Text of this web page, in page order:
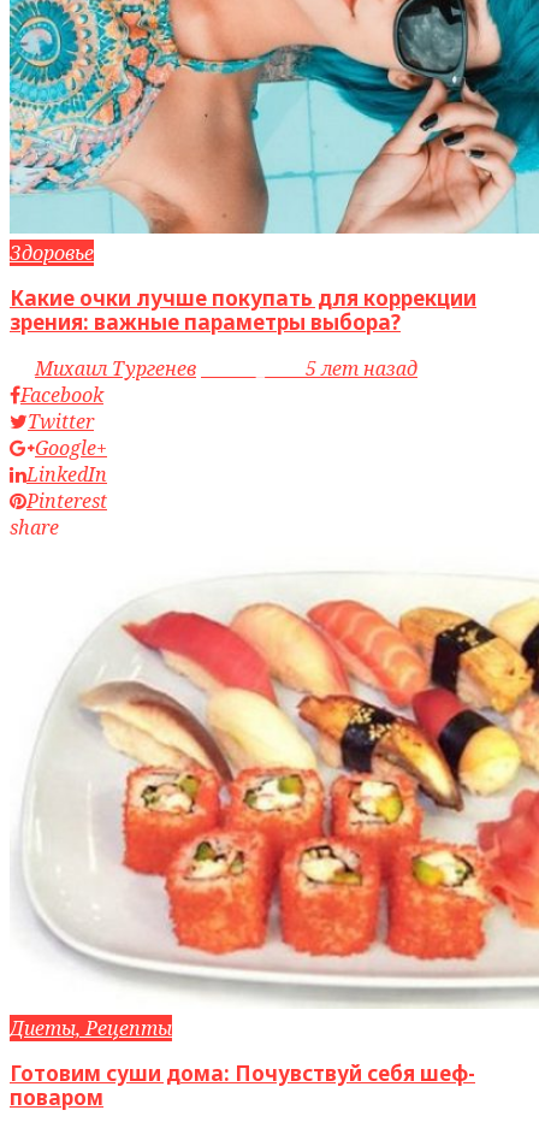
Здоровье
Какие очки лучше покупать для коррекции
зрения: важные параметры выбора?
byМихаил Тургенев
5 лет назад
Facebook
Twitter
Google+
LinkedIn
Pinterest
share
Диеты, Рецепты
Готовим суши дома: Почувствуй себя шеф-
поваром